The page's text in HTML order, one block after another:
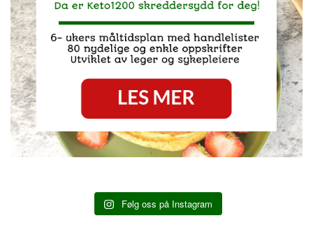
Følg oss på Instagram